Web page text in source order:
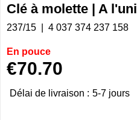
Clé à molette | A
237/15 4 037 374 237 158
En pouce
€70.70
Délai de livraison : 5-7 jours